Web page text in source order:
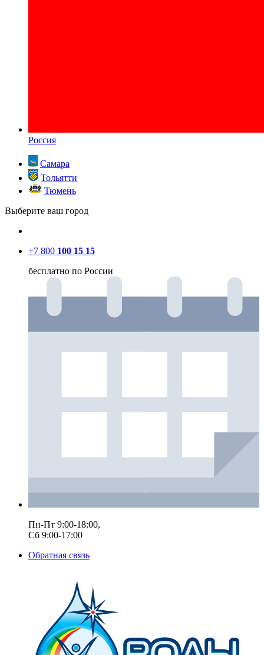
Россия
Самара
Тольятти
Тюмень
Выберите ваш город
+7 800 100 15 15
бесплатно по России
Пн-Пт 9:00-18:00,
Сб 9:00-17:00
Обратная связь